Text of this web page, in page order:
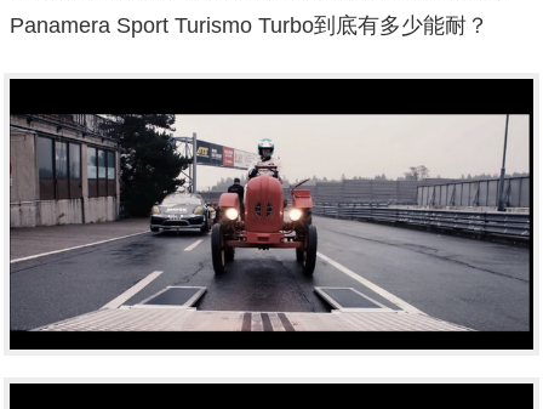
Panamera Sport Turismo Turbo到底有多少能耐？